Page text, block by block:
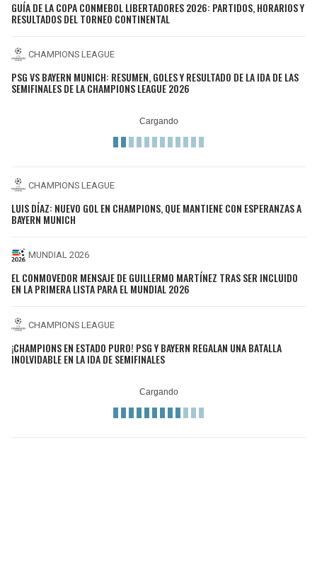
GUÍA DE LA COPA CONMEBOL LIBERTADORES 2026: PARTIDOS, HORARIOS Y
RESULTADOS DEL TORNEO CONTINENTAL
CHAMPIONS LEAGUE
PSG VS BAYERN MUNICH: RESUMEN, GOLES Y RESULTADO DE LA IDA DE LAS
SEMIFINALES DE LA CHAMPIONS LEAGUE 2026
CHAMPIONS LEAGUE
LUIS DÍAZ: NUEVO GOL EN CHAMPIONS, QUE MANTIENE CON ESPERANZAS A
BAYERN MUNICH
MUNDIAL 2026
EL CONMOVEDOR MENSAJE DE GUILLERMO MARTÍNEZ TRAS SER INCLUIDO
EN LA PRIMERA LISTA PARA EL MUNDIAL 2026
CHAMPIONS LEAGUE
¡CHAMPIONS EN ESTADO PURO! PSG Y BAYERN REGALAN UNA BATALLA
INOLVIDABLE EN LA IDA DE SEMIFINALES